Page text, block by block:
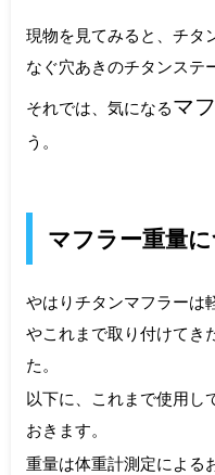
現物を見てみると、チタ
なぐ穴あきのチタンステ
それでは、気になるマ
う。
マフラー重量
やはりチタンマフラーは
やこれまで取り付けてき
た。
以下に、これまで使用し
おきます。
重量は体重計測定による